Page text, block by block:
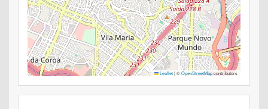
Leaflet|©OpenStreetMapcontributors